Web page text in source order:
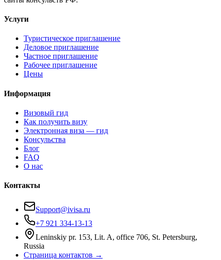
Услуги
Туристическое приглашение
Деловое приглашение
Частное приглашение
Рабочее приглашение
Цены
Информация
Визовый гид
Как получить визу
Электронная виза — гид
Консульства
Блог
FAQ
О нас
Контакты
Support@ivisa.ru
+7 921 334-13-13
Leninskiy pr. 153, Lit. A, office 706, St. Petersburg,
Russia
Страница контактов →